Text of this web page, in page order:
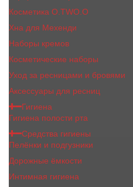
Косметика O.TWO.O
Хна для Мехенди
Наборы кремов
Косметические наборы
Уход за ресницами и бровями
Аксессуары для ресниц
Гигиена
Гигиена полости рта
Средства гигиены
Пелёнки и подгузники
Дорожные ёмкости
Интимная гигиена